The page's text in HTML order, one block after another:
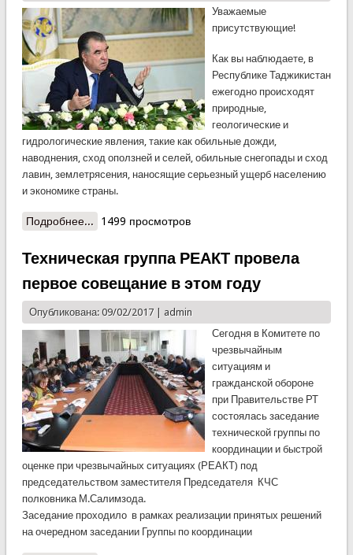
Уважаемые
присутствующие!
Как вы наблюдаете, в
Республике Таджикистан
ежегодно происходят
природные,
геологические и
гидрологические явления, такие как обильные дожди,
наводнения, сход оползней и селей, обильные снегопады и сход
лавин, землетрясения, наносящие серьезный ущерб населению
и экономике страны.
Подробнее... о Выступление Президента Республики
комиссии по чрезвычайным ситуациям Эмомали
Рахмона по природным чрезвычайным
ситуациям за последние пять лет
1499 просмотров
Техническая группа РЕАКТ провела
первое совещание в этом году
Опубликована: 09/02/2017 | admin
Сегодня в Комитете по
чрезвычайным
ситуациям и
гражданской обороне
при Правительстве РТ
состоялась заседание
технической группы по
координации и быстрой
оценке при чрезвычайных ситуациях (РЕАКТ) под
председательством заместителя Председателя КЧС
полковника М.Салимзода.
Заседание проходило в рамках реализации принятых решений
на очередном заседании Группы по координации